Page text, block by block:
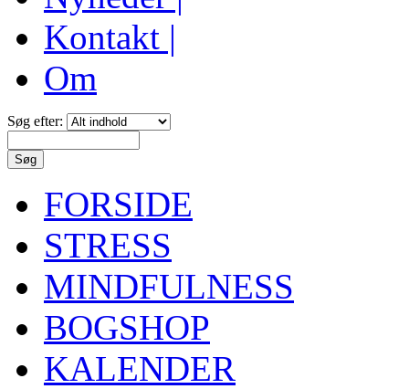
Kontakt |
Om
Søg efter:
FORSIDE
STRESS
MINDFULNESS
BOGSHOP
KALENDER